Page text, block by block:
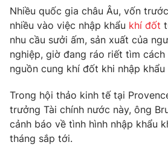
Câu chuyện quốc tế
Thị trường
Góc doanh nghiệp
Dữ liệu và đời sống
Truyền hình
Phim VTV
Hậu trường
Nhân vật
Khán giả
Giải trí
Điện ảnh
Âm nhạc
Đời sống
Du lịch
Giáo dục
Nhiều quốc gia châu Âu, vốn
nhiều vào việc nhập khẩu khí đốt
nhu cầu sưởi ấm, sản xuất của
nghiệp, giờ đang ráo riết tìm
nguồn cung khí đốt khi nhập
Trong hội thảo kinh tế tại
trưởng Tài chính nước này, ông
cảnh báo về tình hình nhập khẩu
tháng sắp tới.